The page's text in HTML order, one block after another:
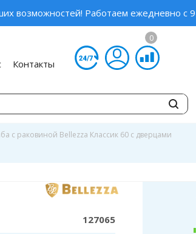
возможностей! Работаем ежедневно с
Контакты
0
с раковиной Bellezza Классик 60 с дверцами
127065